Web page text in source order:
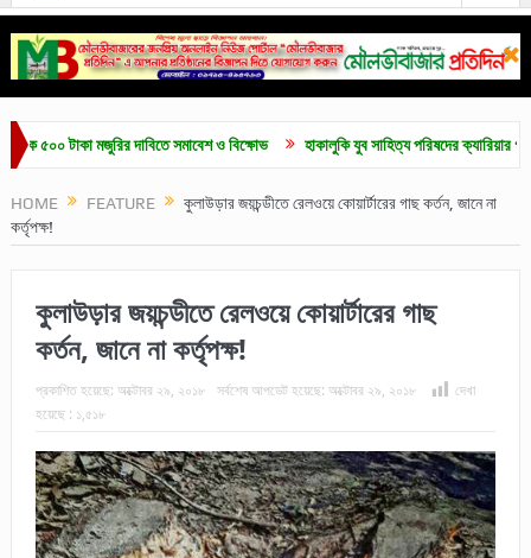
টাকা মজুরির দাবিতে সমাবেশ ও বিক্ষোভ হাকালুকি যুব সাহিত্য পরিষদের ক্যারিয়ার
HOME FEATURE
কুলাউড়ার জয়চন্ডীতে রেলওয়ে কোয়ার্টারের গাছ কর্তন, জানে না
কর্তৃপক্ষ!
কুলাউড়ার জয়চন্ডীতে রেলওয়ে কোয়ার্টারের গাছ
কর্তন, জানে না কর্তৃপক্ষ!
প্রকাশিত হয়েছে: অক্টোবর ২৯, ২০১৮ সর্বশেষ আপডেট হয়েছে: অক্টোবর ২৯, ২০১৮
দেখা
হয়েছে : ১,৫১৮